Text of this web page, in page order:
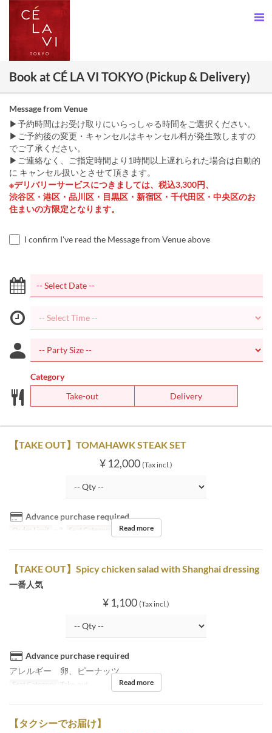
Book at CÉ LA VI TOKYO (Pickup & Delivery)
Message from Venue
▶予約時間はお受け取りにいらっしゃる時間をご選択ください。
▶ご予約後の変更・キャンセルはキャンセル料が発生致しますの
でご了承ください。
▶ご連絡なく、ご指定時間より1時間以上遅れられた場合は自動的
に キャンセル扱いとさせて頂きます。
※デリバリーサービスにつきましては、税込3,300円、
渋谷区・港区・品川区・目黒区・新宿区・千代田区・中央区のお
住まいの方限定となります。
I confirm I've read the Message from Venue above
Category
Take-out
Delivery
【TAKE OUT】TOMAHAWK STEAK SET
¥ 12,000 (Tax incl.)
Advance purchase required
Order Limit ~ 3 Seat Category Take-out
Read more
【TAKE OUT】Spicy chicken salad with Shanghai dressing
一番人気
¥ 1,100 (Tax incl.)
Advance purchase required
アレルギー 卵、ピーナッツ
Seat Category Take-out Read more
【タクシーでお届け】